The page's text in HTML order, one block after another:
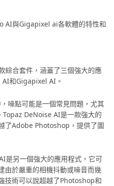
AI與Gigapixel ai各軟體的特性和
綜合套件，涵蓋了三個強大的應
和Gigapixel AI。
噪點可能是一個常見問題，尤其
DeNoise AI是一款強大的
了Adob​​e Photoshop，提供了圖
是另一個強大的應用程式，它可
由於嚴重的相機抖動或噪音而幾
技術可以說超越了Photoshop和